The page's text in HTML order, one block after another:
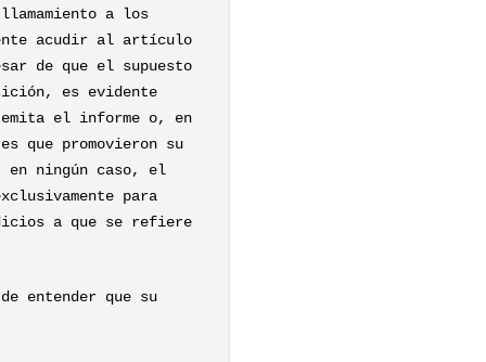
a los
acudir al artículo
de que el supuesto
es evidente
el informe o, en
que promovieron su
en ningún caso, el
para
a que se refiere
entender que su